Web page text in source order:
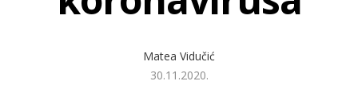
Matea Vidučić
30.11.2020.